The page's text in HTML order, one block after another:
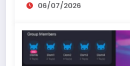
06/07/2026